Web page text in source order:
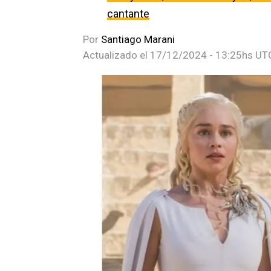
cantante
Por Santiago Marani
Actualizado el 17/12/2024 - 13:25hs